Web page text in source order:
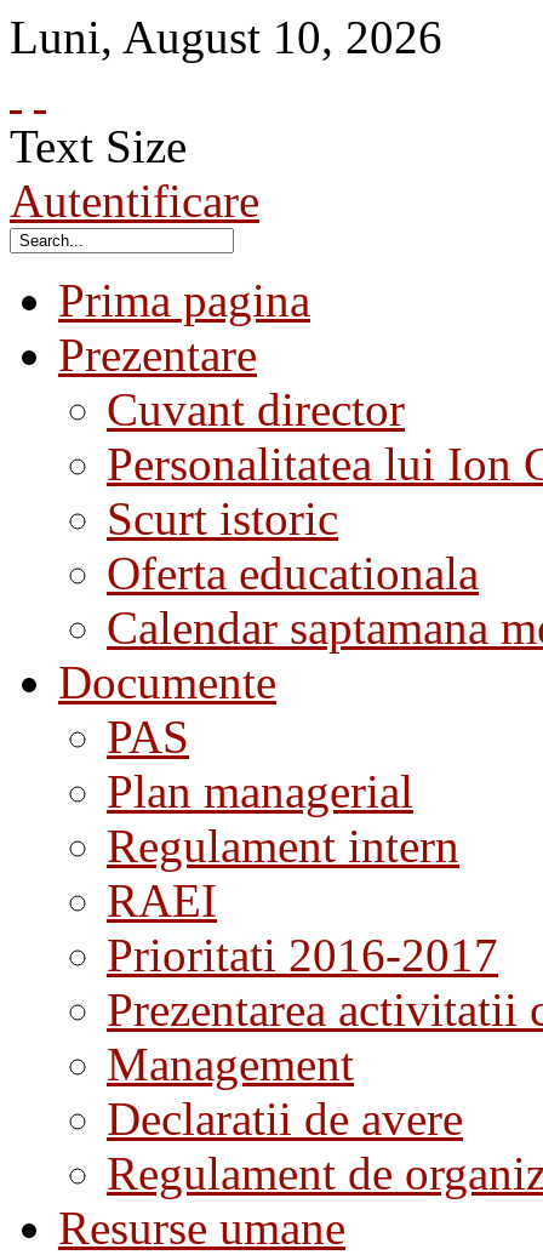
Luni, August 10, 2026
Text Size
Autentificare
Prima pagina
Prezentare
Cuvant director
Personalitatea lui Ion
Scurt istoric
Oferta educationala
Calendar saptamana
Documente
PAS
Plan managerial
Regulament intern
RAEI
Prioritati 2016-2017
Prezentarea activitatii
Management
Declaratii de avere
Regulament de
Resurse umane